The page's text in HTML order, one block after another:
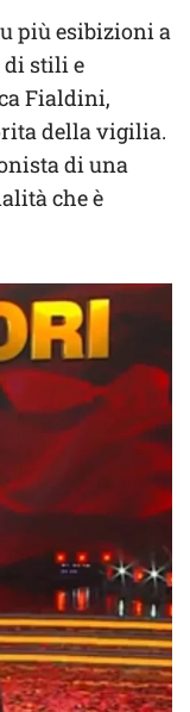
più esibizioni a
di stili e
Fialdini,
della vigilia.
di una
che è